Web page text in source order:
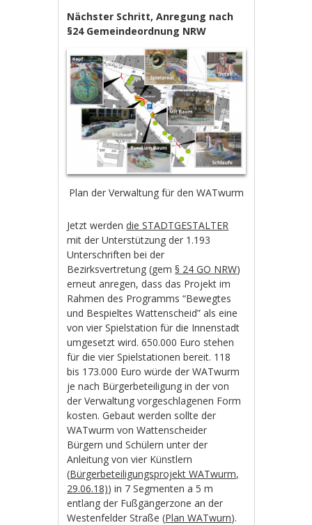
Nächster Schritt, Anregung nach
§24 Gemeindeordnung NRW
Plan der Verwaltung für den WATwurm
Jetzt werdendie STADTGESTALTER
mit der Unterstützung der 1.193
Unterschriften bei der
Bezirksvertretung (gem§ 24 GO NRW)
erneut anregen, dass das Projekt im
Rahmen des Programms “Bewegtes
und Bespieltes Wattenscheid” als eine
von vier Spielstation für die Innenstadt
umgesetzt wird. 650.000 Euro stehen
für die vier Spielstationen bereit. 118
bis 173.000 Euro würde der WATwurm
je nach Bürgerbeteiligung in der von
der Verwaltung vorgeschlagenen Form
kosten. Gebaut werden sollte der
WATwurm von Wattenscheider
Bürgern und Schülern unter der
Anleitung von vier Künstlern
(Bürgerbeteiligungsprojekt WATwurm,
29.06.18)) in 7 Segmenten a 5 m
entlang der Fußgängerzone an der
Westenfelder Straße (Plan WATwurn).